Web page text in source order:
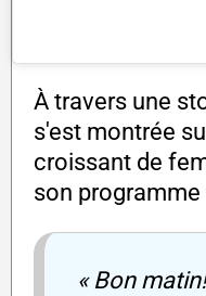
À travers une
s'est montrée
croissant de
son
« Bon